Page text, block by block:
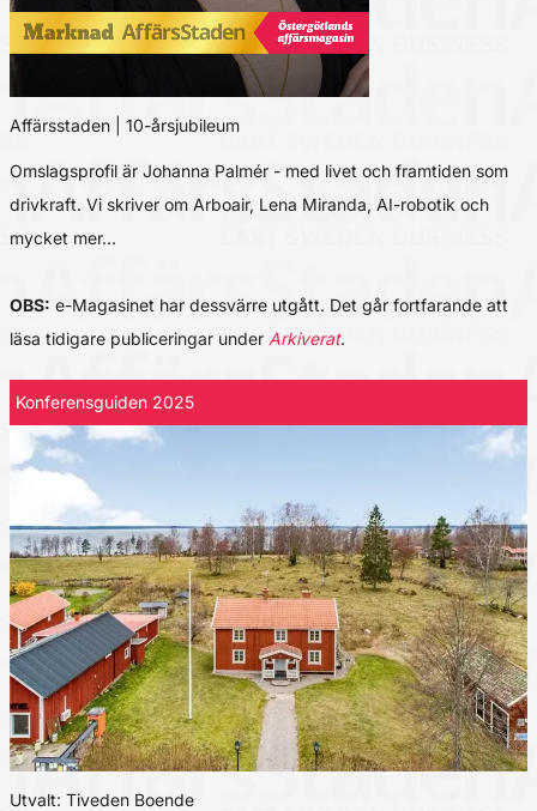
Affärsstaden | 10-årsjubileum
Omslagsprofil är Johanna Palmér - med livet och framtiden som
drivkraft. Vi skriver om Arboair, Lena Miranda, AI-robotik och
mycket mer…
OBS: e-Magasinet har dessvärre utgått. Det går fortfarande att
läsa tidigare publiceringar under Arkiverat.
Konferensguiden 2025
Utvalt: Tiveden Boende